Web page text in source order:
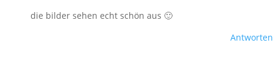
die bilder sehen echt schön aus 🙂
Antworten